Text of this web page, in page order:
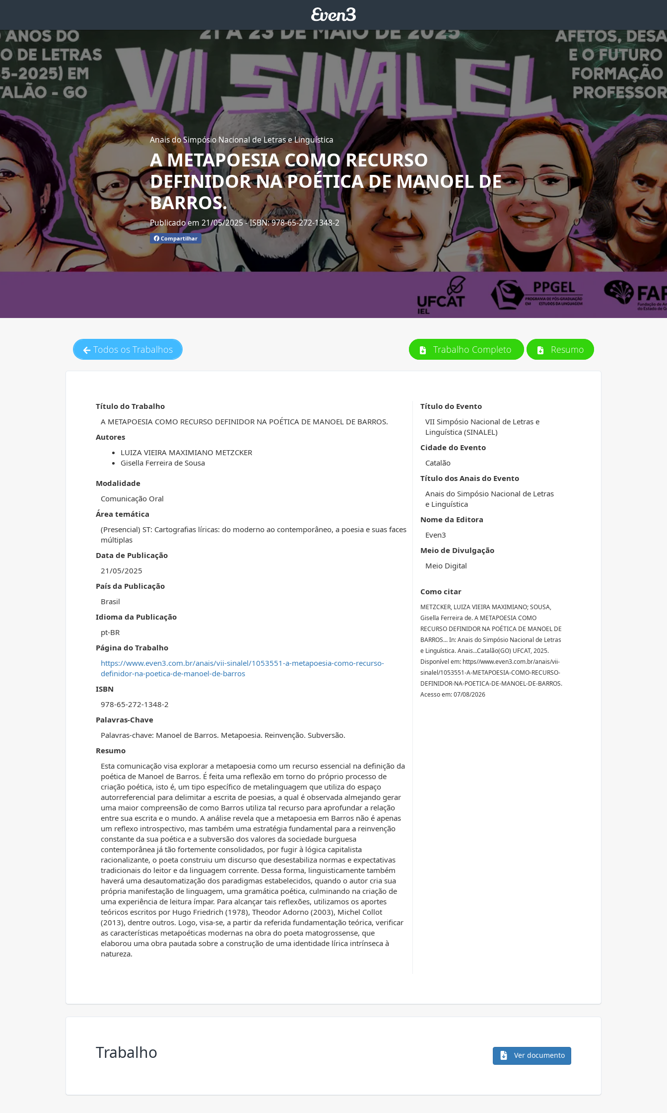
Anais do Simpósio Nacional de Letras e Linguística
A METAPOESIA COMO RECURSO
DEFINIDOR NA POÉTICA DE MANOEL DE
BARROS.
Publicado em 21/05/2025- ISBN: 978-65-272-1348-2
Compartilhar
Todos os Trabalhos Trabalho Completo Resumo
Título do Trabalho
A METAPOESIA COMO RECURSO DEFINIDOR NA POÉTICA DE MANOEL DE BARROS.
Autores
LUIZA VIEIRA MAXIMIANO METZCKER
Gisella Ferreira de Sousa
Modalidade
Comunicação Oral
Área temática
(Presencial) ST: Cartografias líricas: do moderno ao contemporâneo, a poesia e suas faces
múltiplas
Data de Publicação
21/05/2025
País da Publicação
Brasil
Idioma da Publicação
pt-BR
Página do Trabalho
https://www.even3.com.br/anais/vii-sinalel/1053551-a-metapoesia-como-recurso-
definidor-na-poetica-de-manoel-de-barros
ISBN
978-65-272-1348-2
Palavras-Chave
Palavras-chave: Manoel de Barros. Metapoesia. Reinvenção. Subversão.
Resumo
Esta comunicação visa explorar a metapoesia como um recurso essencial na definição da
poética de Manoel de Barros. É feita uma reflexão em torno do próprio processo de
criação poética, isto é, um tipo específico de metalinguagem que utiliza do espaço
autorreferencial para delimitar a escrita de poesias, a qual é observada almejando gerar
uma maior compreensão de como Barros utiliza tal recurso para aprofundar a relação
entre sua escrita e o mundo. A análise revela que a metapoesia em Barros não é apenas
um reflexo introspectivo, mas também uma estratégia fundamental para a reinvenção
constante da sua poética e a subversão dos valores da sociedade burguesa
contemporânea já tão fortemente consolidados, por fugir à lógica capitalista
racionalizante, o poeta construiu um discurso que desestabiliza normas e expectativas
tradicionais do leitor e da linguagem corrente. Dessa forma, linguisticamente também
haverá uma desautomatização dos paradigmas estabelecidos, quando o autor cria sua
própria manifestação de linguagem, uma gramática poética, culminando na criação de
uma experiência de leitura ímpar. Para alcançar tais reflexões, utilizamos os aportes
teóricos escritos por Hugo Friedrich (1978), Theodor Adorno (2003), Michel Collot
(2013), dentre outros. Logo, visa-se, a partir da referida fundamentação teórica, verificar
as características metapoéticas modernas na obra do poeta matogrossense, que
elaborou uma obra pautada sobre a construção de uma identidade lírica intrínseca à
natureza.
Título do Evento
VII Simpósio Nacional de Letras e
Linguística (SINALEL)
Cidade do Evento
Catalão
Título dos Anais do Evento
Anais do Simpósio Nacional de Letras
e Linguística
Nome da Editora
Even3
Meio de Divulgação
Meio Digital
Como citar
METZCKER, LUIZA VIEIRA MAXIMIANO; SOUSA,
Gisella Ferreira de. A METAPOESIA COMO
RECURSO DEFINIDOR NA POÉTICA DE MANOEL DE
BARROS... In: Anais do Simpósio Nacional de Letras
e Linguística. Anais...Catalão(GO) UFCAT, 2025.
Disponível em: https//www.even3.com.br/anais/vii-
sinalel/1053551-A-METAPOESIA-COMO-RECURSO-
DEFINIDOR-NA-POETICA-DE-MANOEL-DE-BARROS.
Acesso em: 07/08/2026
Trabalho Ver documento